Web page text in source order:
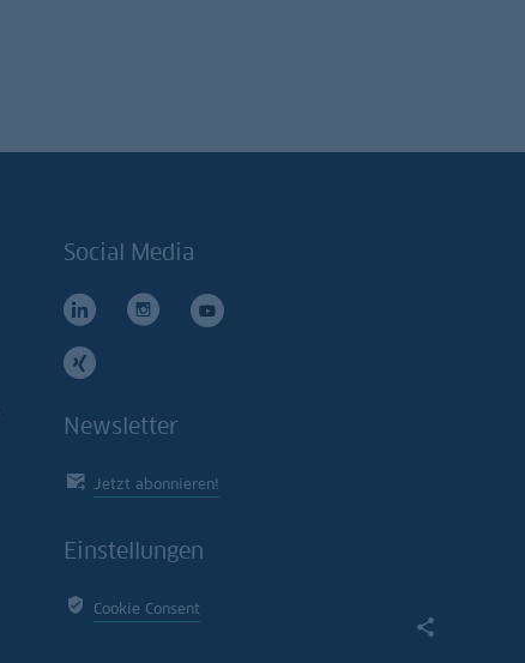
Social Media
Newsletter
Jetzt abonnieren!
Einstellungen
Cookie Consent